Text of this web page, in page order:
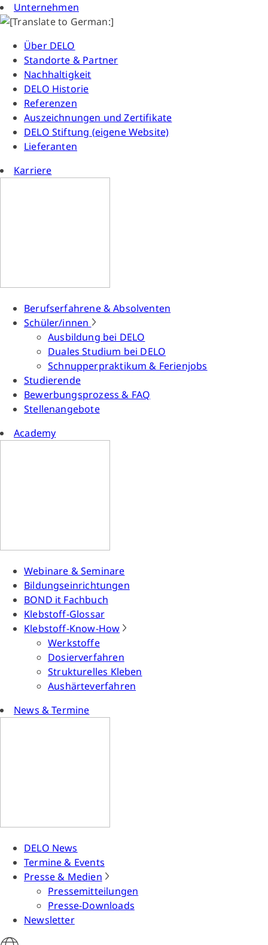
Unternehmen
Über DELO
Standorte & Partner
Nachhaltigkeit
DELO Historie
Referenzen
Auszeichnungen und Zertifikate
DELO Stiftung (eigene Website)
Lieferanten
Karriere
Berufserfahrene & Absolventen
Schüler/innen
Ausbildung bei DELO
Duales Studium bei DELO
Schnupperpraktikum & Ferienjobs
Studierende
Bewerbungsprozess & FAQ
Stellenangebote
Academy
Webinare & Seminare
Bildungseinrichtungen
BOND it Fachbuch
Klebstoff-Glossar
Klebstoff-Know-How
Werkstoffe
Dosierverfahren
Strukturelles Kleben
Aushärteverfahren
News & Termine
DELO News
Termine & Events
Presse & Medien
Pressemitteilungen
Presse-Downloads
Newsletter